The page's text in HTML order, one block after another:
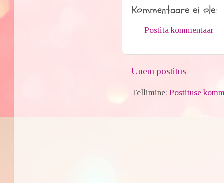
Kommentaare ei ole:
Postita kommentaar
Uuem postitus
Tellimine:Postituse